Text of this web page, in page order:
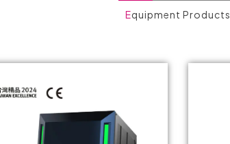
Equipment Products